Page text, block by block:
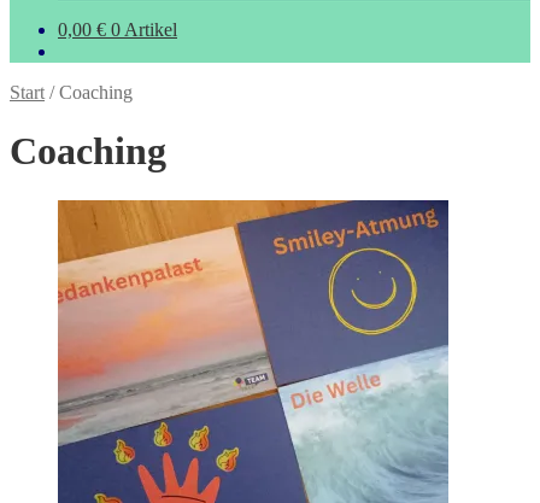
0,00 € 0 Artikel
Start /Coaching
Coaching